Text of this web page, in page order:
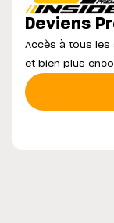
Deviens
Accès à tous les
et bien plus